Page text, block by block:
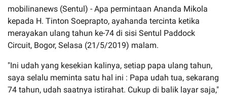
mobilinanews (Sentul) - Apa permintaan Ananda Mikola
kepada H. Tinton Soeprapto, ayahanda tercinta ketika
merayakan ulang tahun ke-74 di sisi Sentul Paddock
Circuit, Bogor, Selasa (21/5/2019) malam.
"Ini udah yang kesekian kalinya, setiap papa ulang tahun,
saya selalu meminta satu hal ini : Papa udah tua, sekarang
74 tahun, udah saatnya istirahat. Cukup di balik layar saja,"